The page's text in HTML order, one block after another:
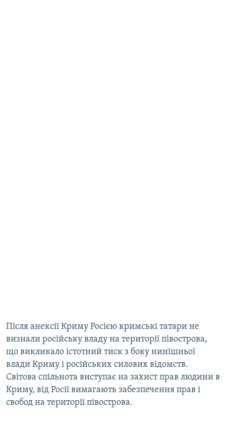
Після анексії Криму Росією кримські татари не
визнали російську владу на території півострова,
що викликало істотний тиск з боку нинішньої
влади Криму і російських силових відомств.
Світова спільнота виступає на захист прав людини в
Криму, від Росії вимагають забезпечення прав і
свобод на території півострова.